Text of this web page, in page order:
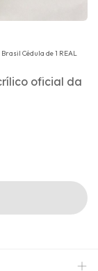
Brasil Cédula de 1 REAL
oficial da